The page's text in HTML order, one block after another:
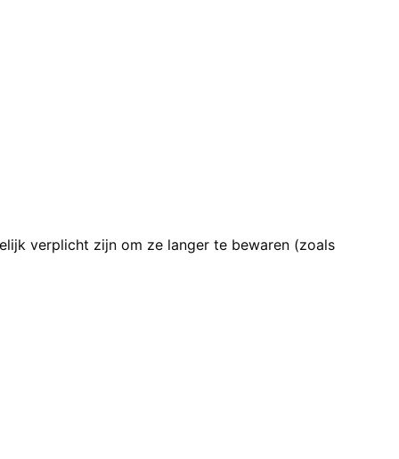
verplicht zijn om ze langer te bewaren (zoals